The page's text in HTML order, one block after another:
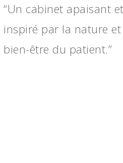
“Un cabinet apaisant
inspiré par la nature
bien-être du patient.”